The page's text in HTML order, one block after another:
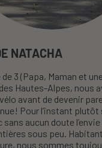
NATACHA
3 (Papa, Maman et
Hautes-Alpes, nous
avant de devenir
Pour l’instant plutôt
aucun doute
sous peu.
nous sommes